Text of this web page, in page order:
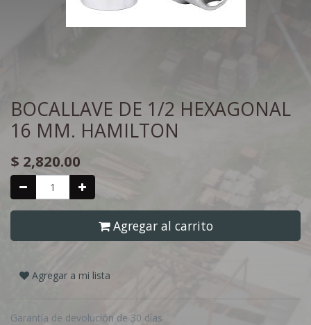
BOCALLAVE DE 1/2 HEXAGONAL
16 MM. HAMILTON
$ 2,820.00
Agregar al carrito
Agregar a mi lista
Garantía de devolución de 30 días